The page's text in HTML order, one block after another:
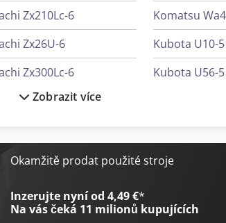
Zx210Lc-6
Zx26U-6
Zx300Lc-6
Zx33U-6
Zx38U-6
Komatsu
Kubota U10-5
Kubota U56-5
Zobrazit více
Okamžitě prodat použité stroje
Inzerujte nyní od 4,49 €*
Na vás čeká 11 milionů kupujících